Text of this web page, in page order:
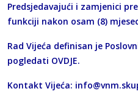
Predsjedavajući i zamjenici
funkciji nakon osam (8)
Rad Vijeća definisan je
pogledati OVDJE.
Kontakt Vijeća: